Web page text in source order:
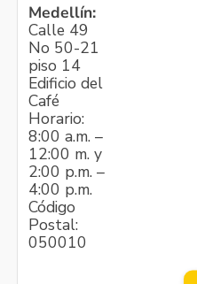
Medellín:
Calle 49
No 50-21
piso 14
Edificio del
Café
Horario:
8:00 a.m. –
12:00 m. y
2:00 p.m. –
4:00 p.m.
Código
Postal:
050010